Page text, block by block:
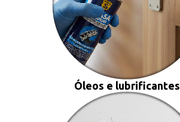
Óleos e lubrificantes